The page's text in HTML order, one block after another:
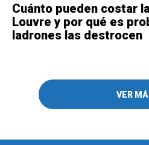
Cuánto pueden costar
Louvre y por qué es
ladrones las destrocen
VER